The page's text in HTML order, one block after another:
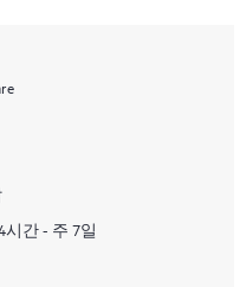
시간 - 주 7일